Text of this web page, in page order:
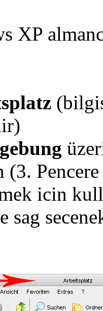
XP
icin
sag